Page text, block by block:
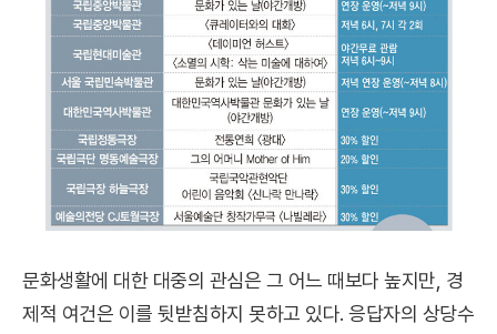
문화생활에 대한 대중의 관심은 그 어느 때보다 높지만, 경
제적 여건은 이를 뒷받침하지 못하고 있다. 응답자의 상당수